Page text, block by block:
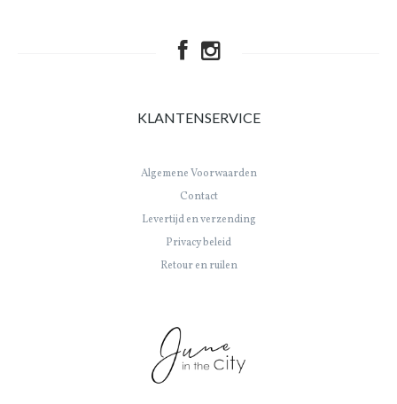
KLANTENSERVICE
Algemene Voorwaarden
Contact
Levertijd en verzending
Privacy beleid
Retour en ruilen